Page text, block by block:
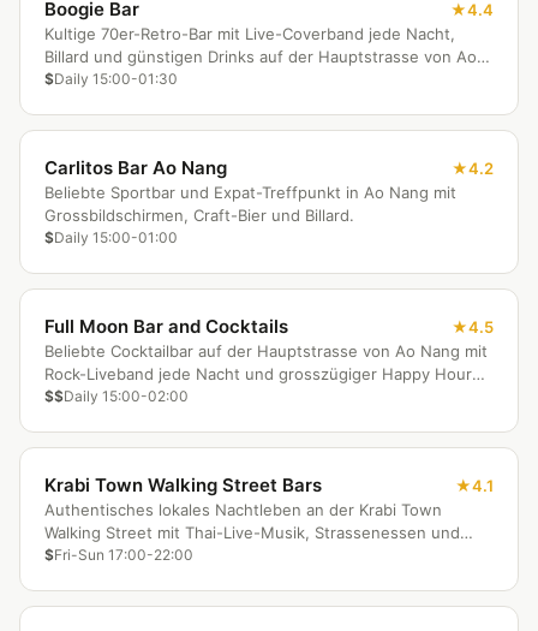
Boogie Bar
4.4
Kultige 70er-Retro-Bar mit Live-Coverband jede Nacht,
Billard und günstigen Drinks auf der Hauptstrasse von Ao
Nang.
$Daily 15:00-01:30
Carlitos Bar Ao Nang
4.2
Beliebte Sportbar und Expat-Treffpunkt in Ao Nang mit
Grossbildschirmen, Craft-Bier und Billard.
$Daily 15:00-01:00
Full Moon Bar and Cocktails
4.5
Beliebte Cocktailbar auf der Hauptstrasse von Ao Nang mit
Rock-Liveband jede Nacht und grosszügiger Happy Hour
bis 20:30 Uhr.
$$Daily 15:00-02:00
Krabi Town Walking Street Bars
4.1
Authentisches lokales Nachtleben an der Krabi Town
Walking Street mit Thai-Live-Musik, Strassenessen und
lokaler Atmosphäre.
$Fri-Sun 17:00-22:00